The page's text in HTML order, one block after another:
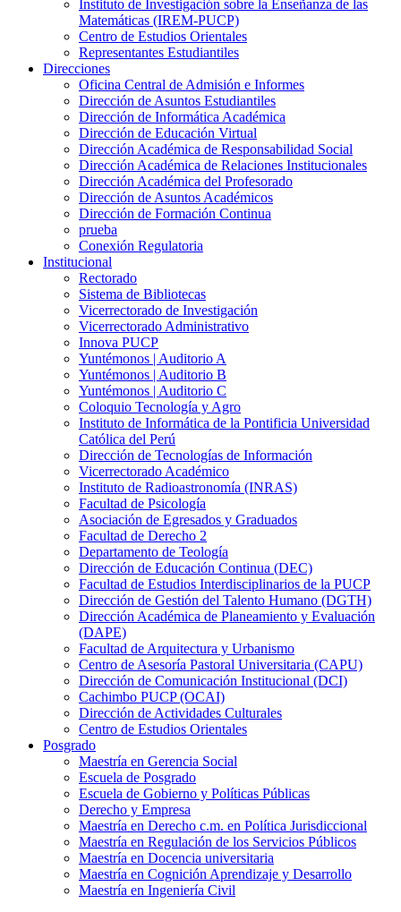
Instituto de Investigación sobre la Enseñanza de las
Matemáticas (IREM-PUCP)
Centro de Estudios Orientales
Representantes Estudiantiles
Direcciones
Oficina Central de Admisión e Informes
Dirección de Asuntos Estudiantiles
Dirección de Informática Académica
Dirección de Educación Virtual
Dirección Académica de Responsabilidad Social
Dirección Académica de Relaciones Institucionales
Dirección Académica del Profesorado
Dirección de Asuntos Académicos
Dirección de Formación Continua
prueba
Conexión Regulatoria
Institucional
Rectorado
Sistema de Bibliotecas
Vicerrectorado de Investigación
Vicerrectorado Administrativo
Innova PUCP
Yuntémonos | Auditorio A
Yuntémonos | Auditorio B
Yuntémonos | Auditorio C
Coloquio Tecnología y Agro
Instituto de Informática de la Pontificia Universidad
Católica del Perú
Dirección de Tecnologías de Información
Vicerrectorado Académico
Instituto de Radioastronomía (INRAS)
Facultad de Psicología
Asociación de Egresados y Graduados
Facultad de Derecho 2
Departamento de Teología
Dirección de Educación Continua (DEC)
Facultad de Estudios Interdisciplinarios de la PUCP
Dirección de Gestión del Talento Humano (DGTH)
Dirección Académica de Planeamiento y Evaluación
(DAPE)
Facultad de Arquitectura y Urbanismo
Centro de Asesoría Pastoral Universitaria (CAPU)
Dirección de Comunicación Institucional (DCI)
Cachimbo PUCP (OCAI)
Dirección de Actividades Culturales
Centro de Estudios Orientales
Posgrado
Maestría en Gerencia Social
Escuela de Posgrado
Escuela de Gobierno y Políticas Públicas
Derecho y Empresa
Maestría en Derecho c.m. en Política Jurisdiccional
Maestría en Regulación de los Servicios Públicos
Maestría en Docencia universitaria
Maestría en Cognición Aprendizaje y Desarrollo
Maestría en Ingeniería Civil